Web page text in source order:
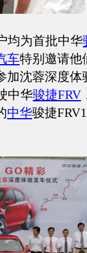
为首批中华
车特别邀请他
加沈蓉深度体
中华骏捷FRV
中华骏捷